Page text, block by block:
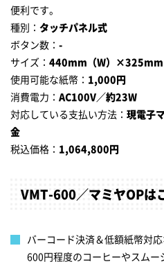
便利です。
種別： タッチパネル式
ボタン数： -
サイズ： 440mm（W）
使用可能な紙幣： 1,000円
消費電力： AC100V／約23W
対応している支払い方法： 現電子
金
税込価格： 1,064,800円
VMT-600／マミヤOPは
バーコード決済＆低額紙幣対
600円程度のコーヒーやスム